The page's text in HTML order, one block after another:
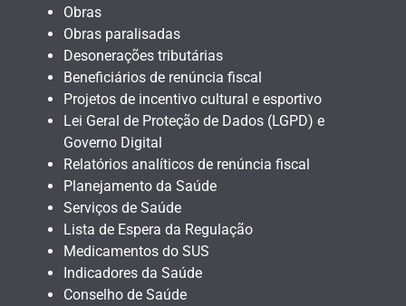
Obras
Obras paralisadas
Desonerações tributárias
Beneficiários de renúncia fiscal
Projetos de incentivo cultural e esportivo
Lei Geral de Proteção de Dados (LGPD) e
Governo Digital
Relatórios analíticos de renúncia fiscal
Planejamento da Saúde
Serviços de Saúde
Lista de Espera da Regulação
Medicamentos do SUS
Indicadores da Saúde
Conselho de Saúde